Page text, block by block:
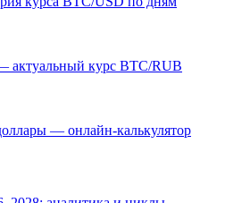
актуальный курс BTC/RUB
— онлайн-калькулятор